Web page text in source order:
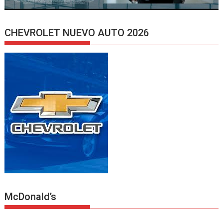
CHEVROLET NUEVO AUTO 2026
McDonald’s